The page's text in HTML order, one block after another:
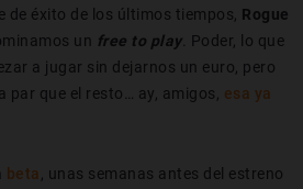
de éxito de los últimos tiempos, Rogue
un free to play. Poder, lo que
a jugar sin dejarnos un euro, pero
par que el resto… ay, amigos, esa ya
beta , unas semanas antes del estreno